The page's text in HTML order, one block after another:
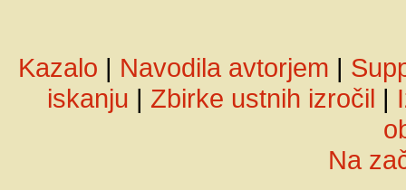
Kazalo | Navodila avtorjem |
iskanju | Zbirke ustnih izročil |
Na